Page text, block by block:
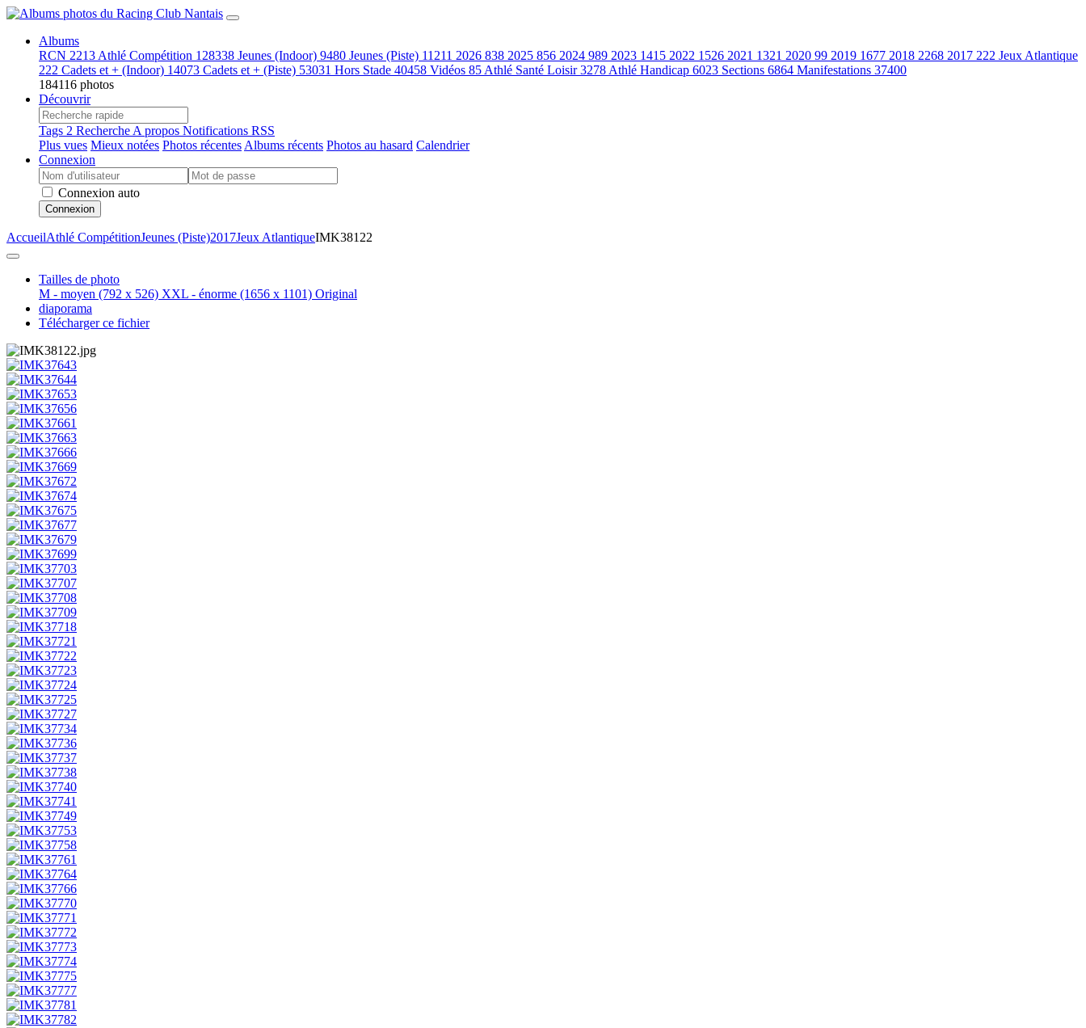
Albums
RCN 2213 Athlé Compétition 128338 Jeunes (Indoor) 9480 Jeunes (Piste) 11211 2026 838 2025 856 2024 989 2023 1415 2022 1526 2021 1321 2020 99 2019 1677 2018 2268 2017 222 Jeux Atlantique
222 Cadets et + (Indoor) 14073 Cadets et + (Piste) 53031 Hors Stade 40458 Vidéos 85 Athlé Santé Loisir3278 Athlé Handicap 6023 Sections 6864 Manifestations 37400
184116 photos
Découvrir
Tags 2 Recherche A propos Notifications RSS
Plus vues Mieux notées Photos récentes Albums récents Photos au hasard Calendrier
Connexion
Connexion auto
Connexion
AccueilAthlé CompétitionJeunes (Piste)2017Jeux AtlantiqueIMK38122
Tailles de photo
M - moyen (792 x 526) XXL - énorme (1656 x 1101) Original
diaporama
Télécharger ce fichier